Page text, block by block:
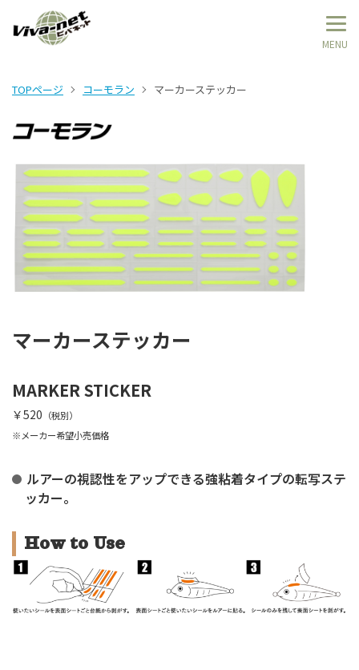
TOPページ コーモラン マーカーステッカー
マーカーステッカー
MARKER STICKER
￥520 （税別）
※メーカー希望小売価格
ルアーの視認性をアップできる強粘着タイプの転写ステ
ッカー。
How to Use